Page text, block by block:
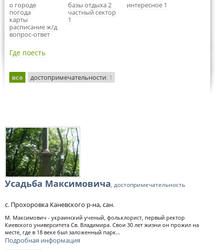
о городе
погода
карты
расписание ж/д
вопрос-ответ
базы отдыха 2
частный сектор
1
интересное 1
Где поесть
все достопримечательности: 1
Усадьба Максимовича, достопримечательность
с. Прохоровка Каневского р-на, сан.
М. Максимович - украинский ученый, фольклорист, первый ректор
Киевского университета Св. Владимира. Свои 30 лет жизни он прожил на
месте, где в 18 веке был заложенный парк...
Подробная информация